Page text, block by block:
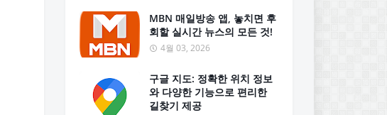
MBN 매일방송 앱, 놓치면 후
회할 실시간 뉴스의 모든 것!
4월 03, 2026
구글 지도: 정확한 위치 정보
와 다양한 기능으로 편리한
길찾기 제공